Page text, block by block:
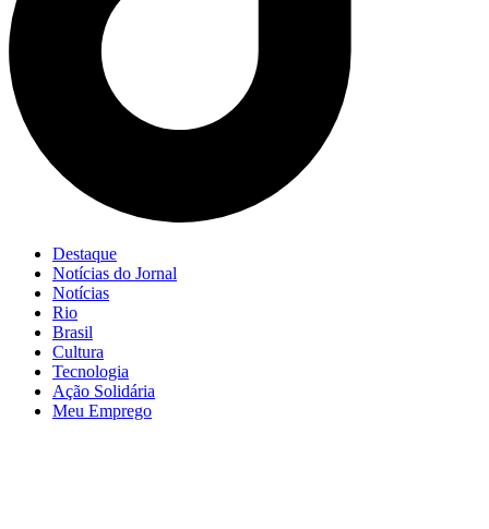
Destaque
Notícias do Jornal
Notícias
Rio
Brasil
Cultura
Tecnologia
Ação Solidária
Meu Emprego